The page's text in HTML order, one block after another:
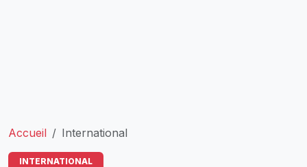
Accueil International
INTERNATIONAL